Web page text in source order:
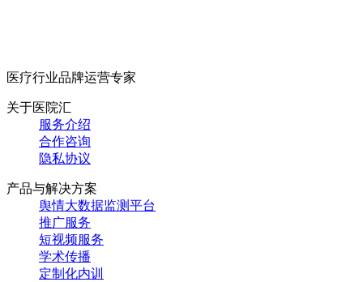
医疗行业品牌运营专家
关于医院汇
服务介绍
合作咨询
隐私协议
产品与解决方案
舆情大数据监测平台
推广服务
短视频服务
学术传播
定制化内训